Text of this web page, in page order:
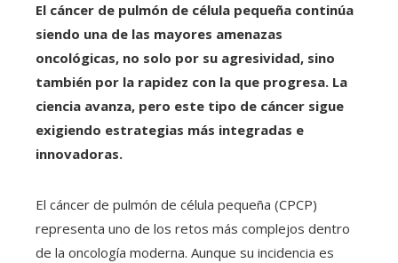
El cáncer de pulmón de célula pequeña continúa
siendo una de las mayores amenazas
oncológicas, no solo por su agresividad, sino
también por la rapidez con la que progresa. La
ciencia avanza, pero este tipo de cáncer sigue
exigiendo estrategias más integradas e
innovadoras.
El cáncer de pulmón de célula pequeña (CPCP)
representa uno de los retos más complejos dentro
de la oncología moderna. Aunque su incidencia es